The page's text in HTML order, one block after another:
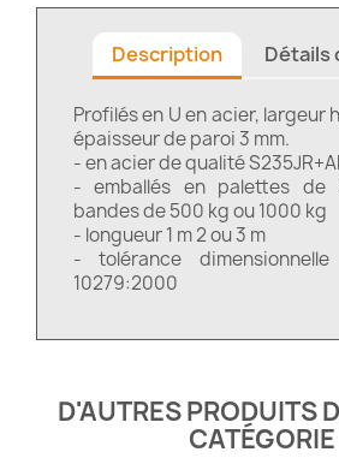
Description Détails
Profilés en U en acier, largeur
épaisseur de paroi 3 mm.
- en acier de qualité
- emballés en palettes de
bandes de 500 kg ou 1000 kg
- longueur 1 m 2 ou 3 m
- tolérance dimensionnelle
10279:2000
D'AUTRES PRODUITS
CATÉGORIE